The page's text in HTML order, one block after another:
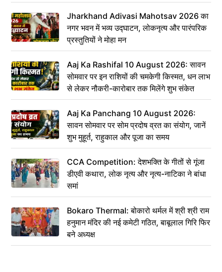
Jharkhand Adivasi Mahotsav 2026 का
नगर भवन में भव्य उद्घाटन, लोकनृत्य और पारंपरिक
प्रस्तुतियों ने मोहा मन
Aaj Ka Rashifal 10 August 2026: सावन
सोमवार पर इन राशियों की चमकेगी किस्मत, धन लाभ
से लेकर नौकरी-कारोबार तक मिलेंगे शुभ संकेत
Aaj Ka Panchang 10 August 2026:
सावन सोमवार पर सोम प्रदोष व्रत का संयोग, जानें
शुभ मुहूर्त, राहुकाल और पूजा का समय
CCA Competition: देशभक्ति के गीतों से गूंजा
डीएवी कथारा, लोक नृत्य और नृत्य-नाटिका ने बांधा
समां
Bokaro Thermal: बोकारो थर्मल में श्री श्री राम
हनुमान मंदिर की नई कमेटी गठित, बाबूलाल गिरि फिर
बने अध्यक्ष